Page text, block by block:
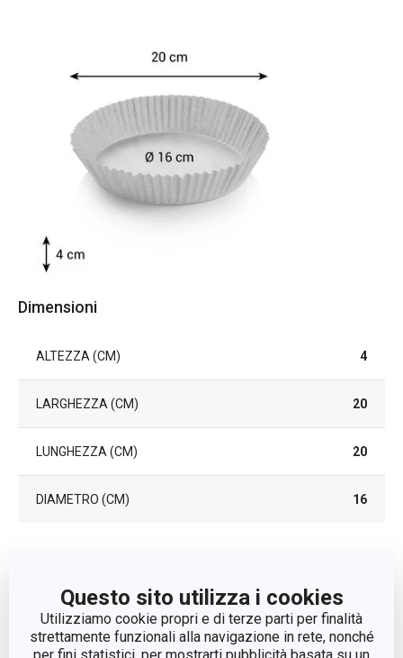
Questo sito utilizza i cookies
Utilizziamo cookie propri e di terze parti per finalità
strettamente funzionali alla navigazione in rete, nonché
Dimensioni
ALTEZZA (CM) 4
LARGHEZZA (CM) 20
LUNGHEZZA (CM) 20
DIAMETRO (CM) 16
CATEGORIA utensili da forno